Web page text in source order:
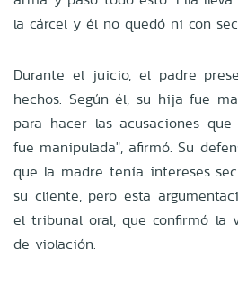
la cárcel y él no quedó ni con
Durante el juicio, el padre
hechos. Según él, su hija fue
para hacer las acusaciones
fue manipulada", afirmó. Su
que la madre tenía intereses
su cliente, pero esta
el tribunal oral, que confirmó la
de violación.